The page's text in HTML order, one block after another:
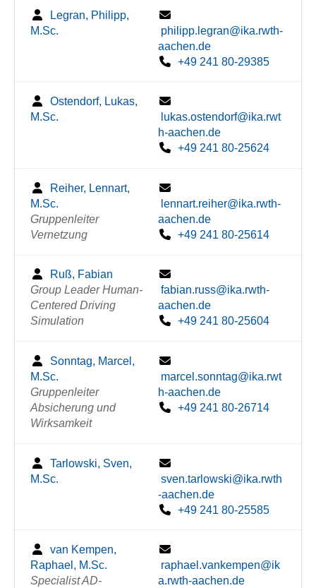
Legran, Philipp,
M.Sc.
philipp.legran@ika.rwth-
aachen.de
+49 241 80-29385
Ostendorf, Lukas,
M.Sc.
lukas.ostendorf@ika.rwt
h-aachen.de
+49 241 80-25624
Reiher, Lennart,
M.Sc.
Gruppenleiter
Vernetzung
lennart.reiher@ika.rwth-
aachen.de
+49 241 80-25614
Ruß, Fabian
Group Leader Human-
Centered Driving
Simulation
fabian.russ@ika.rwth-
aachen.de
+49 241 80-25604
Sonntag, Marcel,
M.Sc.
Gruppenleiter
Absicherung und
Wirksamkeit
marcel.sonntag@ika.rwt
h-aachen.de
+49 241 80-26714
Tarlowski, Sven,
M.Sc.
sven.tarlowski@ika.rwth
-aachen.de
+49 241 80-25585
van Kempen,
Raphael, M.Sc.
Specialist AD-
raphael.vankempen@ik
a.rwth-aachen.de